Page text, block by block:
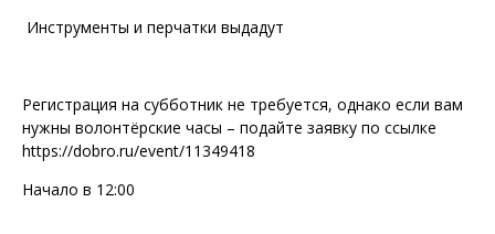
Инструменты и перчатки выдадут
Регистрация на субботник не требуется, однако если вам
нужны волонтёрские часы – подайте заявку по ссылке
https://dobro.ru/event/11349418
Начало в 12:00